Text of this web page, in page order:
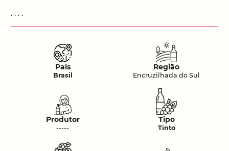
. . . .
País
Brasil
Região
Encruzilhada do Sul
Produtor
-----
Tipo
Tinto